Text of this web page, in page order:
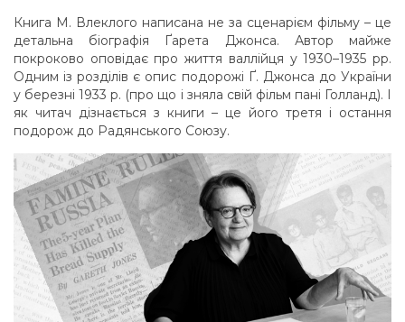
Книга М. Влеклого написана не за сценарієм фільму – це
детальна біографія Ґарета Джонса. Автор майже
покроково оповідає про життя валлійця у 1930–1935 рр.
Одним із розділів є опис подорожі Ґ. Джонса до України
у березні 1933 р. (про що і зняла свій фільм пані Голланд). І
як читач дізнається з книги – це його третя і остання
подорож до Радянського Союзу.